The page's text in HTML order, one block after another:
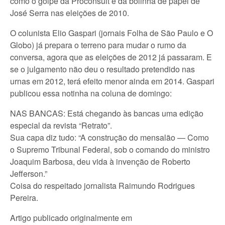
José Serra nas eleições de 2010.
O colunista Elio Gaspari (jornais Folha de São Paulo e O
Globo) já prepara o terreno para mudar o rumo da
conversa, agora que as eleições de 2012 já passaram. E
se o julgamento não deu o resultado pretendido nas
urnas em 2012, terá efeito menor ainda em 2014. Gaspari
publicou essa notinha na coluna de domingo:
NAS BANCAS: Está chegando às bancas uma edição
especial da revista “Retrato”.
Sua capa diz tudo: “A construção do mensalão — Como
o Supremo Tribunal Federal, sob o comando do ministro
Joaquim Barbosa, deu vida à invenção de Roberto
Jefferson.”
Coisa do respeitado jornalista Raimundo Rodrigues
Pereira.
Artigo publicado originalmente em